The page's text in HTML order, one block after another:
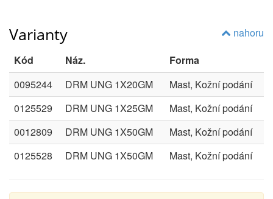
nahoru
Varianty
Kód Náz.
Forma
0095244
DRM UNG 1X20GM
Mast, Kožní podání
0125529
DRM UNG 1X25GM
Mast, Kožní podání
0012809
DRM UNG 1X50GM
Mast, Kožní podání
0125528
DRM UNG 1X50GM Mast, Kožní podání